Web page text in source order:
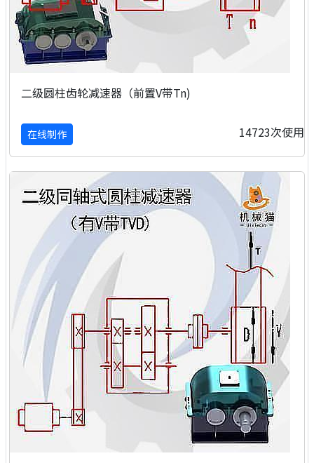
二级圆柱齿轮减速器（前置V带Tn)
在线制作 14723次使用